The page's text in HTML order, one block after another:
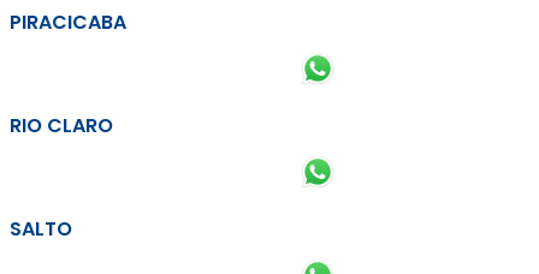
PIRACICABA
RIO CLARO
SALTO